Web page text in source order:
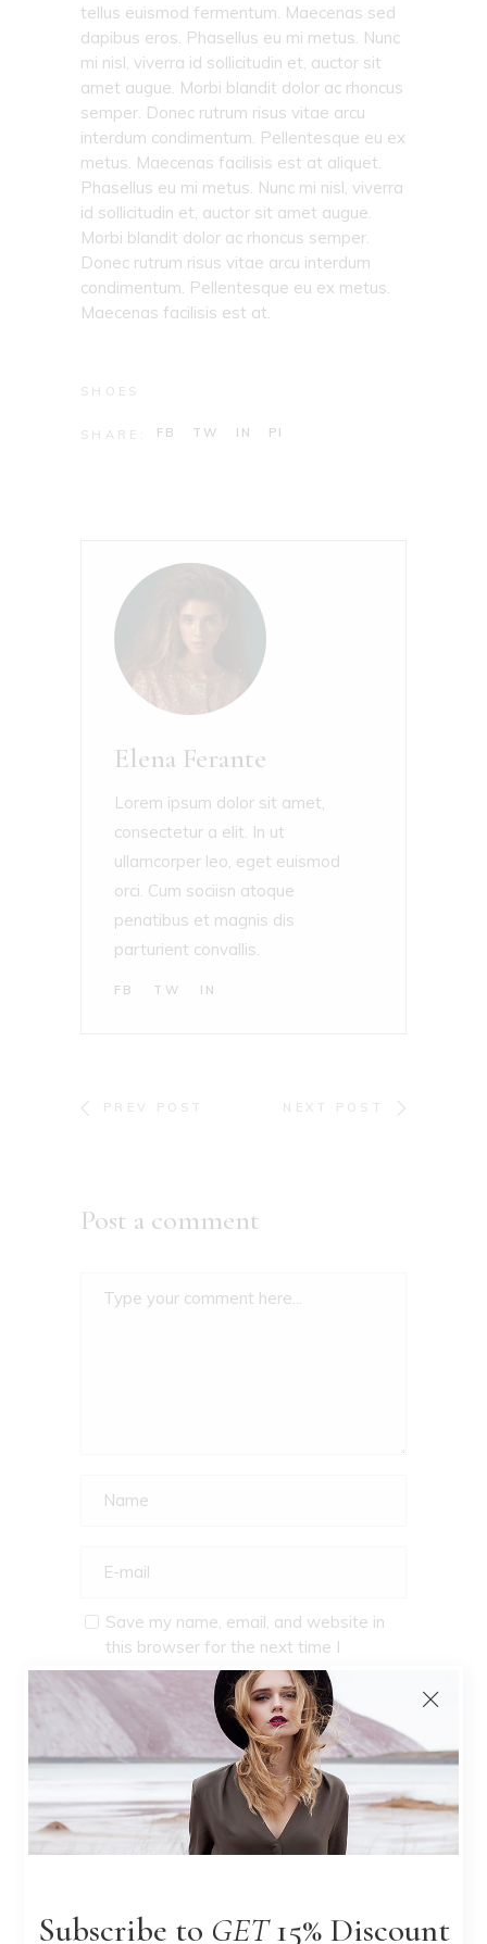
Subscribe to GET15% Discount
tellus euismod fermentum. Maecenas sed
dapibus eros. Phasellus eu mi metus. Nunc
mi nisl, viverra id sollicitudin et, auctor sit
amet augue. Morbi blandit dolor ac rhoncus
semper. Donec rutrum risus vitae arcu
interdum condimentum. Pellentesque eu ex
metus. Maecenas facilisis est at aliquet.
Phasellus eu mi metus. Nunc mi nisl, viverra
id sollicitudin et, auctor sit amet augue.
Morbi blandit dolor ac rhoncus semper.
Donec rutrum risus vitae arcu interdum
condimentum. Pellentesque eu ex metus.
Maecenas facilisis est at.
SHOES
SHARE: FB TW IN PI
Elena Ferante
Lorem ipsum dolor sit amet,
consectetur a elit. In ut
ullamcorper leo, eget euismod
orci. Cum sociisn atoque
penatibus et magnis dis
parturient convallis.
FB TW IN
PREV POST NEXT POST
Post a comment
Save my name, email, and website in
this browser for the next time I
comment.
POST A COMMENT